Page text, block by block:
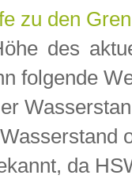
zu den
des
folgende
da